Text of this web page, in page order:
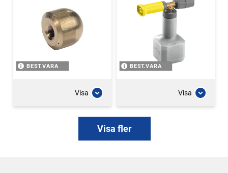
BEST.VARA
Visa
BEST.VARA
Visa
Visa fler